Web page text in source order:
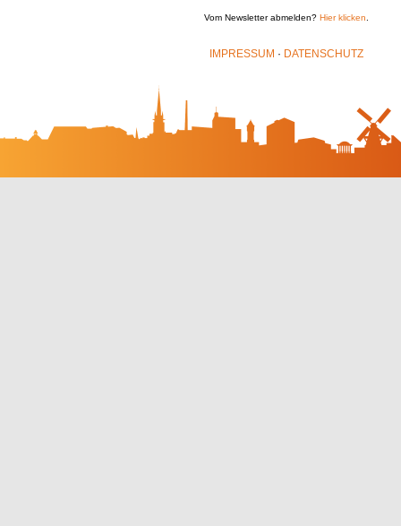
Vom Newsletter abmelden? Hier klicken
IMPRESSUM · DATENSCHUTZ